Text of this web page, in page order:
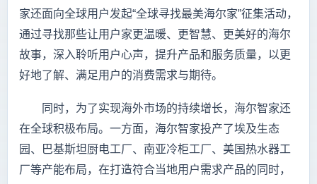
家还面向全球用户发起“全球寻找最美海尔家”征集活动，
通过寻找那些让用户家更温暖、更智慧、更美好的海尔
故事，深入聆听用户心声，提升产品和服务质量，以更
好地了解、满足用户的消费需求与期待。
同时，为了实现海外市场的持续增长，海尔智家还
在全球积极布局。一方面，海尔智家投产了埃及生态
园、巴基斯坦厨电工厂、南亚冷柜工厂、美国热水器工
厂等产能布局，在打造符合当地用户需求产品的同时，